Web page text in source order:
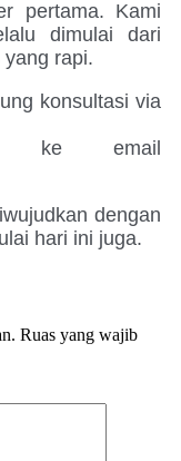
pertama. Kami
dimulai dari
rapi.
konsultasi via
ke email
dengan
hari ini juga.
Ruas yang wajib